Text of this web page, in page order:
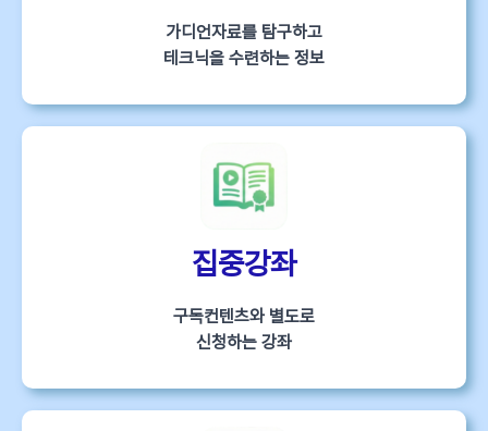
가디언자료를 탐구하고
테크닉을 수련하는 정보
집중강좌
구독컨텐츠와 별도로
신청하는 강좌